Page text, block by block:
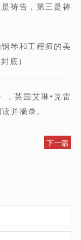
祷告，第三是祷
琴和工程师的美
底）
，英国艾琳•克雷
并摘录。
下一篇